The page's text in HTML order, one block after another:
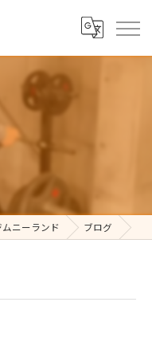
ニーランド ブログ